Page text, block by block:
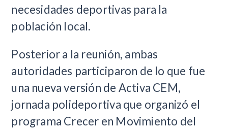
necesidades deportivas para la
población local.
Posterior a la reunión, ambas
autoridades participaron de lo que fue
una nueva versión de Activa CEM,
jornada polideportiva que organizó el
programa Crecer en Movimiento del